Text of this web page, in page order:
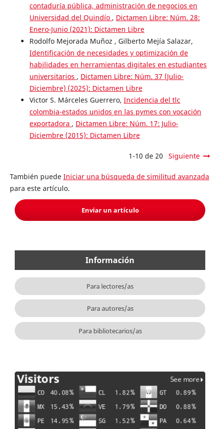
contaduría pública, administración de negocios en
Universidad del Quindío , Dictamen Libre: Núm. 28:
Enero-Junio (2021): Dictamen Libre
Rodolfo Mejorada Muñoz , Gilberto Mejía Salazar,
Identificación de necesidades y optimización de
habilidades en herramientas digitales en estudiantes
universitarios , Dictamen Libre: Núm. 37 (Julio-
Diciembre) (2025): Dictamen Libre
Victor S. Márceles Guerrero, Incidencia del tlc
colombia-estados unidos en las pymes con vocación
exportadora , Dictamen Libre: Núm. 17: Julio-
Diciembre (2015): Dictamen Libre
1-10 de 20 Siguiente
También puede Iniciar una búsqueda de similitud avanzada
para este artículo.
Enviar un artículo
Información
Para lectores/as
Para autores/as
Para bibliotecarios/as